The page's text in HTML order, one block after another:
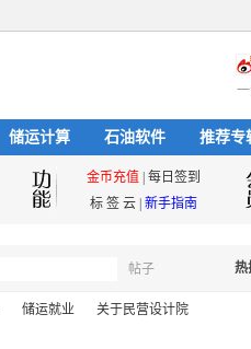
储运计算 石油软件 推荐专
金币充值 每日签到
标 签 云 新手指南
帖子 热
储运就业 关于民营设计院